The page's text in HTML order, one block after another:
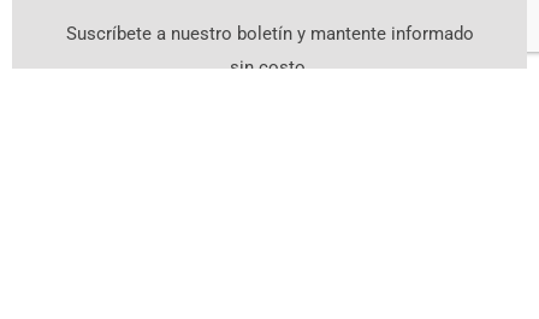
Suscríbete a nuestro boletín y mantente informado
sin costo.